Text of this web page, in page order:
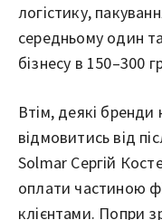
логістику,
середньому один
бізнесу в 150–300
Втім, деякі бренди
відмовитись від
Solmar Сергій
оплати частиною
клієнтами. Попри